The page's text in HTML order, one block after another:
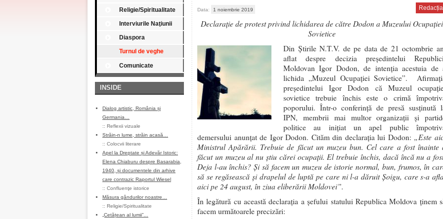
Religie/Spiritualitate
Interviurile Naţiunii
Diaspora
Turnul de veghe
Comunicate
INSIDE
Dialog artistic, România și
Germania…
:: Reflexii vizuale
Străin-n lume, străin acasă…
:: Colocvii literare
Apel la Dreptate și Adevăr Istoric:
Elena Chiaburu despre Basarabia,
1940, și documentele din arhive
care contrazic Raportul Wiesel
:: Confluenţe istorice
Măsura gândurilor noastre…
:: Religie/Spiritualitate
„Cetățean al lumii”…
Data: 1 noiembrie 2019 Redacția
Declaraţie de protest privind lichidarea de către Dodon a Muzeului Ocupaţiei
Sovietice
Din Ştirile N.T.V. de pe data de 21 octombrie
aflat despre decizia preşedintelui
Moldovan Igor Dodon, de intenţia acestuia de
lichida „Muzeul Ocupaţiei Sovietice”.
preşedintelui Igor Dodon că Muzeul
sovietice trebuie închis este o crimă
poporului. Într-o conferinţă de presă susţinută
IPN, membrii mai multor organizaţii şi
politice au iniţiat un apel public
demersului anunţat de Igor Dodon. Cităm din declaraţia lui Dodon: „Este
Ministrul Apărării. Trebuie de făcut un muzeu bun. Cel care a fost înainte
făcut un muzeu al nu știu cărei ocupații. El trebuie închis, dacă încă nu a
Deja l-au închis? Și să facem un muzeu de istorie normal, bun, frumos, în
să se regăsească și drapelul de luptă pe care ni l-a dăruit Șoigu, care s-a
aici pe 24 august, în ziua eliberării Moldovei”.
În legătură cu această declaraţia a şefului statului Republica Moldova ţinem
facem următoarele precizări: